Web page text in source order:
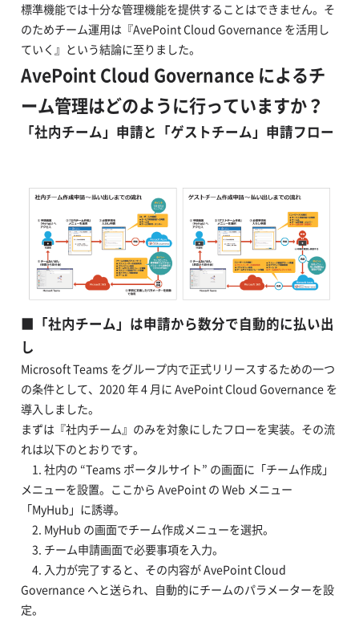
標準機能では十分な管理機能を提供することはできません。そ
のためチーム運用は『AvePoint Cloud Governance を活用し
ていく』という結論に至りました。
AvePoint Cloud Governance によるチ
ーム管理はどのように行っていますか？
「社内チーム」申請と「ゲストチーム」申請フロー
■ 「社内チーム」は申請から数分で自動的に払い出
し
Microsoft Teams をグループ内で正式リリースするための一つ
の条件として、2020 年 4 月に AvePoint Cloud Governance を
導入しました。
まずは『社内チーム』のみを対象にしたフローを実装。その流
れは以下のとおりです。
1. 社内の “Teams ポータルサイト” の画面に「チーム作成」
メニューを設置。ここから AvePoint の Web メニュー
「MyHub」に誘導。
2. MyHub の画面でチーム作成メニューを選択。
3. チーム申請画面で必要事項を入力。
4. 入力が完了すると、その内容が AvePoint Cloud
Governance へと送られ、自動的にチームのパラメーターを設
定。